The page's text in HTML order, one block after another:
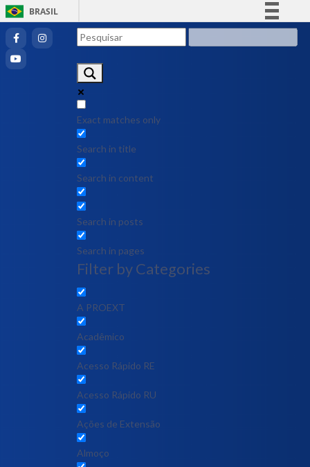
BRASIL
Exact matches only
Search in title
Search in content
Search in posts
Search in pages
Filter by Categories
A PROEXT
Acadêmico
Acesso Rápido RE
Acesso Rápido RU
Ações de Extensão
Almoço